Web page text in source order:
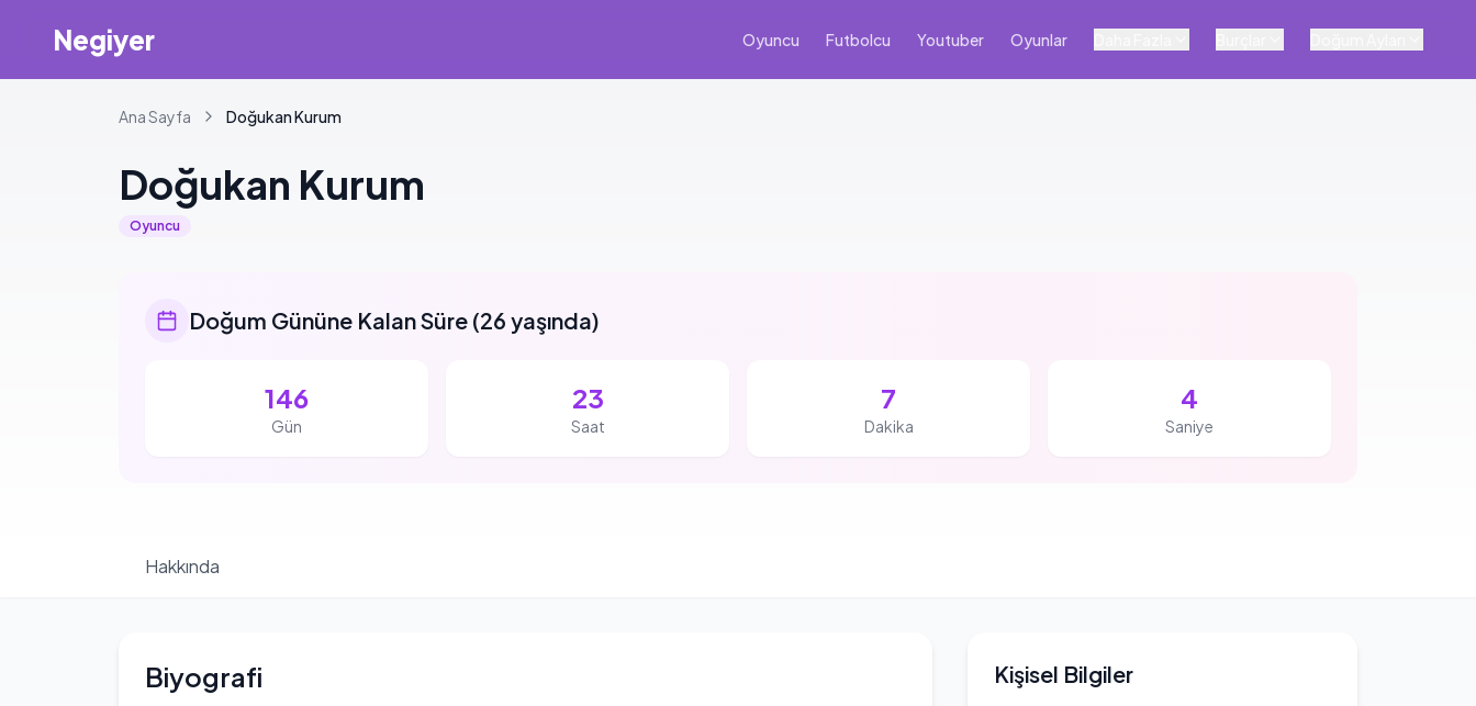
Negiyer Oyuncu Futbolcu Youtuber Oyunlar
Ana Sayfa DoğukanKurum
Doğukan Kurum
Oyuncu
Doğum Gününe Kalan Süre (26 yaşında)
146
Gün
23
Saat
7
Dakika
3
Saniye
Hakkında
Kişisel Bilgiler
Biyografi